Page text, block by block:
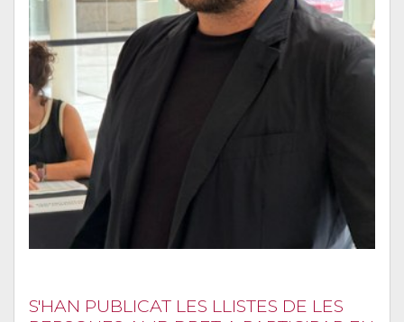
S'HAN PUBLICAT LES LLISTES DE LES